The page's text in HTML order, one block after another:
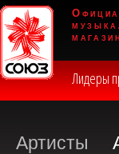
Лидеры
Артисты